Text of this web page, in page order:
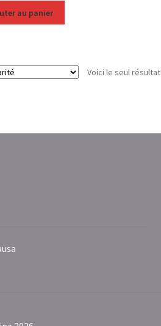
au panier
Voici le seul résultat